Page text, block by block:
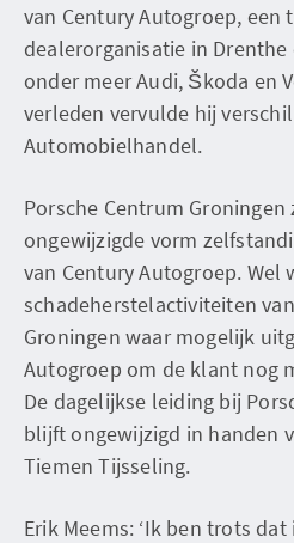
van Century Autogroep, een
dealerorganisatie in Drenthe
onder meer Audi, Škoda en
verleden vervulde hij
Automobielhandel.
Porsche Centrum
ongewijzigde vorm
van Century Autogroep. Wel
schadeherstelactiviteiten
Groningen waar mogelijk
Autogroep om de klant nog
De dagelijkse leiding bij
blijft ongewijzigd in handen
Tiemen Tijsseling.
Erik Meems: ‘Ik ben trots